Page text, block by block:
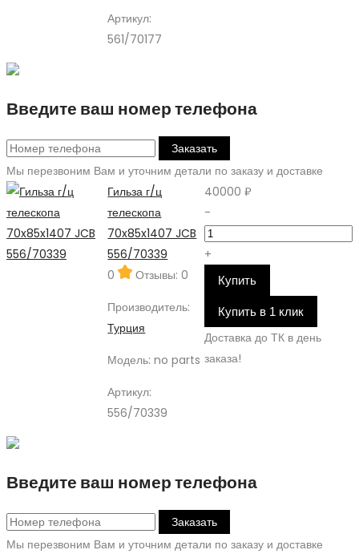
Артикул:
561/70177
Введите ваш номер телефона
Заказать
Мы перезвоним Вам и уточним детали по заказу и доставке
Гильза г/ц
телескопа
70x85x1407 JCB
556/70339
0
Отзывы: 0
Производитель:
Турция
Модель: no parts
Артикул:
556/70339
40000 ₽
-
+
Купить
Купить в 1 клик
Доставка до ТК в день
заказа!
Введите ваш номер телефона
Заказать
Мы перезвоним Вам и уточним детали по заказу и доставке